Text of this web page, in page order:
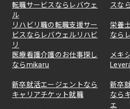
転職サービスならレバウェ
ル
スな
リハビリ職の転職支援サー
ビスならレバウェルリハビ
リ
栄養
なら
医療看護介護のお仕事探し
ならmikaru
メキ
新卒就活エージェントなら
キャリアチケット就職
新卒
なら
ェ